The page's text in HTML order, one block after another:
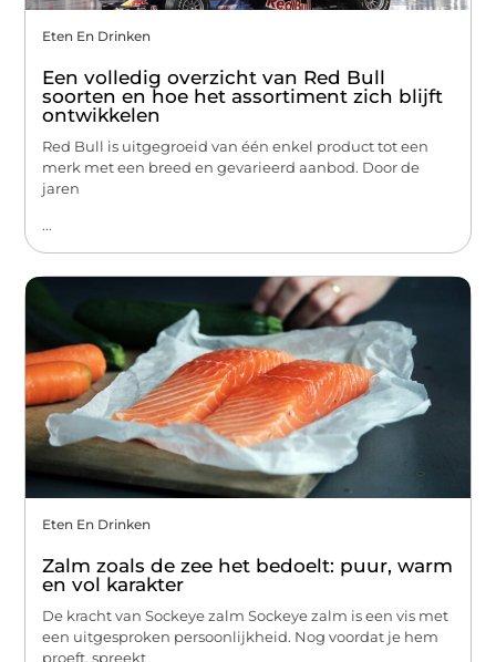
Eten En Drinken
Een volledig overzicht van Red Bull
soorten en hoe het assortiment zich blijft
ontwikkelen
Red Bull is uitgegroeid van één enkel product tot een
merk met een breed en gevarieerd aanbod. Door de
jaren
...
Eten En Drinken
Zalm zoals de zee het bedoelt: puur, warm
en vol karakter
De kracht van Sockeye zalm Sockeye zalm is een vis met
een uitgesproken persoonlijkheid. Nog voordat je hem
proeft, spreekt